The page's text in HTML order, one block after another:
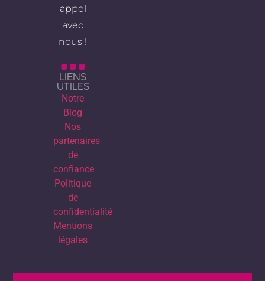
appel
avec
nous !
LIENS
UTILES
Notre
Blog
Nos
partenaires
de
confiance
Politique
de
confidentialité
Mentions
légales